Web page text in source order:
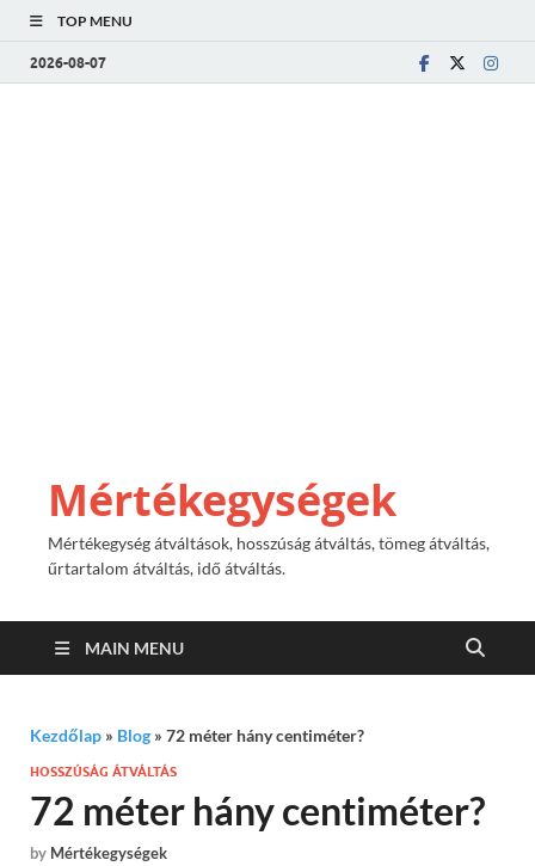
TOP MENU
2026-08-07
Mértékegységek
Mértékegység átváltások, hosszúság átváltás, tömeg átváltás,
űrtartalom átváltás, idő átváltás.
MAIN MENU
Kezdőlap » Blog » 72 méter hány centiméter?
HOSSZÚSÁG ÁTVÁLTÁS
72 méter hány centiméter?
by Mértékegységek